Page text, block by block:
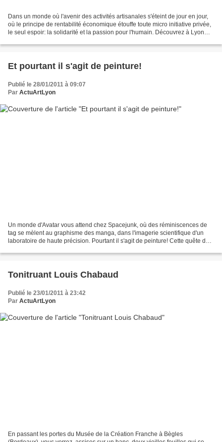
Dans un monde où l'avenir des activités artisanales s'éteint de jour en jour,
où le principe de rentabilité économique étouffe toute micro initiative privée,
le seul espoir: la solidarité et la passion pour l'humain. Découvrez à Lyon
Et pourtant il s'agit de peinture!
Publié le 28/01/2011 à 09:07
Par ActuArtLyon
Un monde d'Avatar vous attend chez Spacejunk, où des réminiscences de
tag se mèlent au graphisme des manga, dans l'imagerie scientifique d'un
laboratoire de haute précision. Pourtant il s'agit de peinture! Cette quête du
Tonitruant Louis Chabaud
Publié le 23/01/2011 à 23:42
Par ActuArtLyon
En passant les portes du Musée de la Création Franche à Bègles